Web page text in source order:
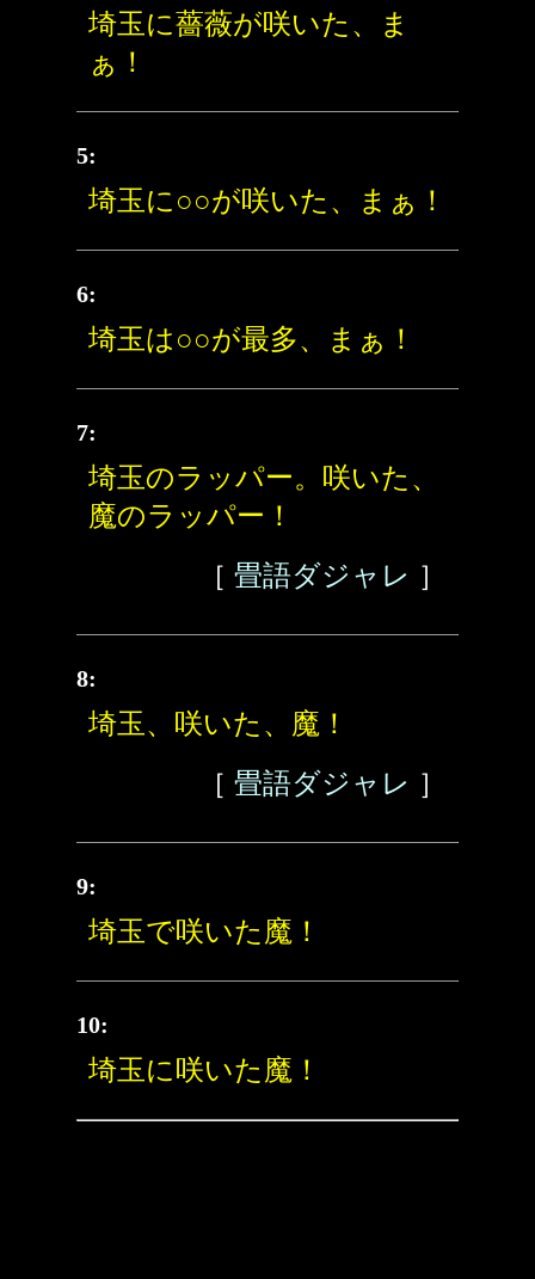
埼玉に薔薇が咲いた、ま
ぁ！
5:
埼玉に○○が咲いた、まぁ！
6:
埼玉は○○が最多、まぁ！
7:
埼玉のラッパー。咲いた、
魔のラッパー！
［ 畳語ダジャレ ］
8:
埼玉、咲いた、魔！
［ 畳語ダジャレ ］
9:
埼玉で咲いた魔！
10:
埼玉に咲いた魔！